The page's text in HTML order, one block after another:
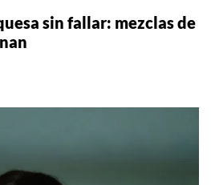
sin fallar: mezclas de